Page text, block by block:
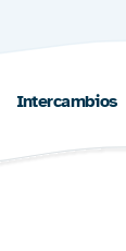
Intercambios